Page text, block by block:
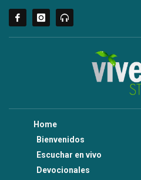
Home
Bienvenidos
Escuchar en vivo
Devocionales